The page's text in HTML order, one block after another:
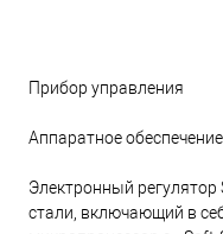
Прибор управления
Аппаратное обеспечение
Электронный регулятор
стали, включающий в